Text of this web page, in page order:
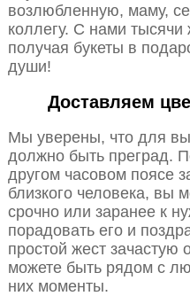
возлюбленную, маму,
коллегу. С нами
получая букеты в
души!
Доставляем
Мы уверены, что для
должно быть преград.
другом часовом поясе
близкого человека, вы
срочно или заранее к
порадовать его и
простой жест зачастую
можете быть рядом с
них моменты.